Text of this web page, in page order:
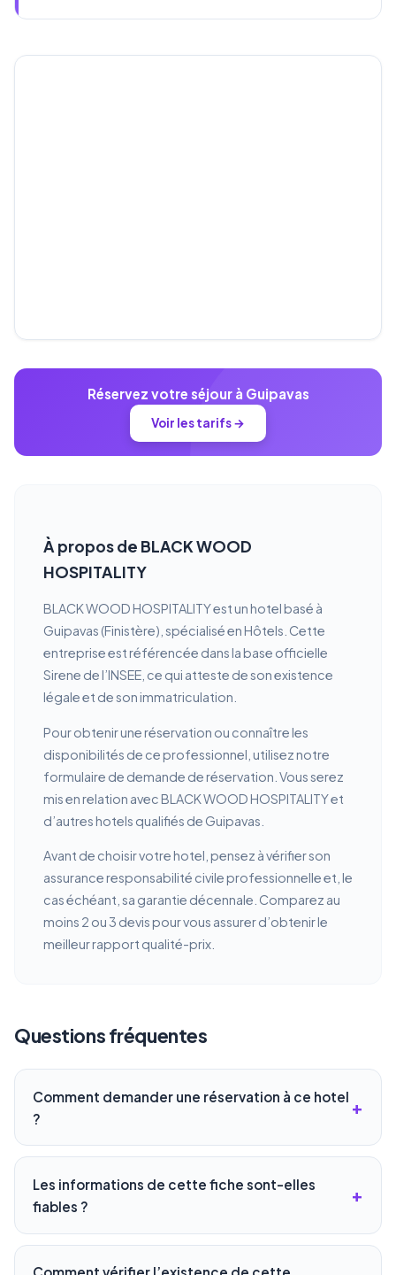
Réservez votre séjour à Guipavas
Voir les tarifs →
À propos de BLACK WOOD
HOSPITALITY
BLACK WOOD HOSPITALITY est un hotel basé à
Guipavas (Finistère), spécialisé en Hôtels. Cette
entreprise est référencée dans la base officielle
Sirene de l’INSEE, ce qui atteste de son existence
légale et de son immatriculation.
Pour obtenir une réservation ou connaître les
disponibilités de ce professionnel, utilisez notre
formulaire de demande de réservation. Vous serez
mis en relation avec BLACK WOOD HOSPITALITY et
d’autres hotels qualifiés de Guipavas.
Avant de choisir votre hotel, pensez à vérifier son
assurance responsabilité civile professionnelle et, le
cas échéant, sa garantie décennale. Comparez au
moins 2 ou 3 devis pour vous assurer d’obtenir le
meilleur rapport qualité-prix.
Questions fréquentes
Comment demander une réservation à ce hotel
?
Les informations de cette fiche sont-elles
fiables ?